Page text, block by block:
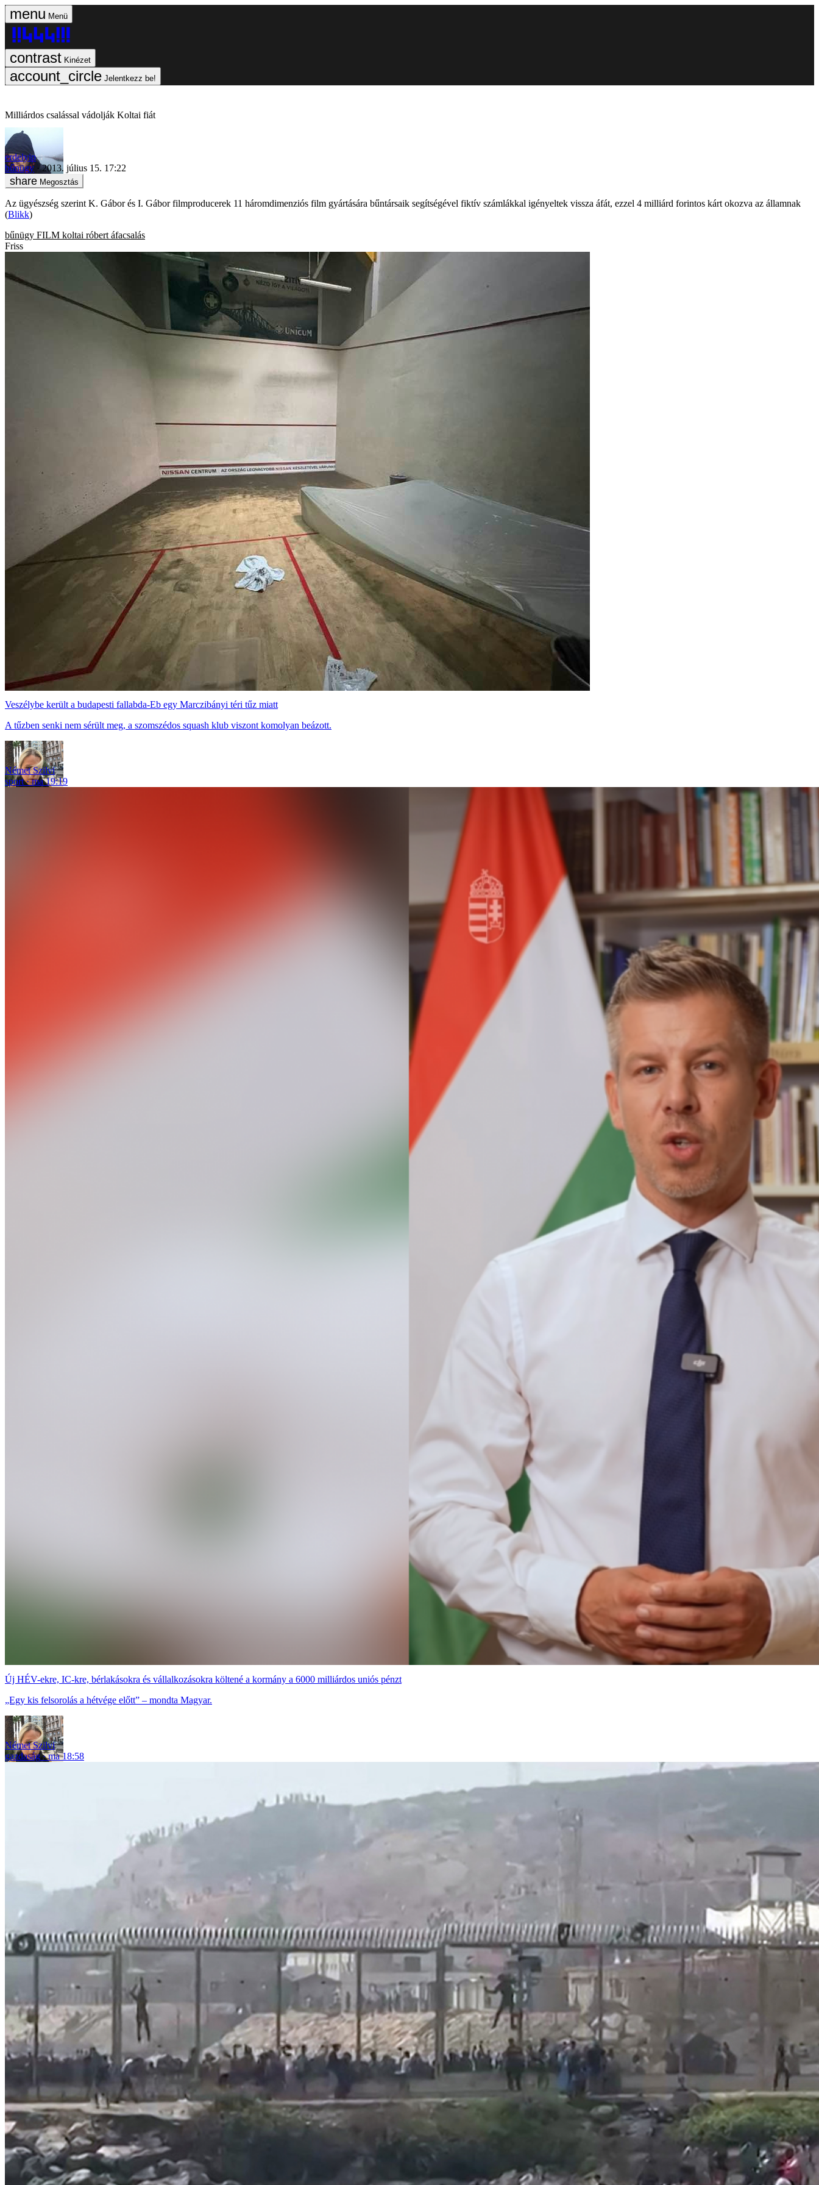
Menü
Kinézet
Jelentkezz be!
Milliárdos csalással vádolják Koltai fiát
erdelyip
bűnügy
2013. július 15. 17:22
Megosztás
Az ügyészség szerint K. Gábor és I. Gábor filmproducerek 11 háromdimenziós film gyártására bűntársaik segítségével fiktív számlákkal igényeltek vissza áfát, ezzel 4 milliárd forintos kárt okozva az államnak
(Blikk)
bűnügy FILM koltai róbert áfacsalás
Friss
Veszélybe került a budapesti fallabda-Eb egy Marczibányi téri tűz miatt
A tűzben senki nem sérült meg, a szomszédos squash klub viszont komolyan beázott.
Német Szilvi
sport
ma 19:19
Új HÉV-ekre, IC-kre, bérlakásokra és vállalkozásokra költené a kormány a 6000 milliárdos uniós pénzt
„Egy kis felsorolás a hétvége előtt” – mondta Magyar.
Német Szilvi
gazdaság
ma 18:58